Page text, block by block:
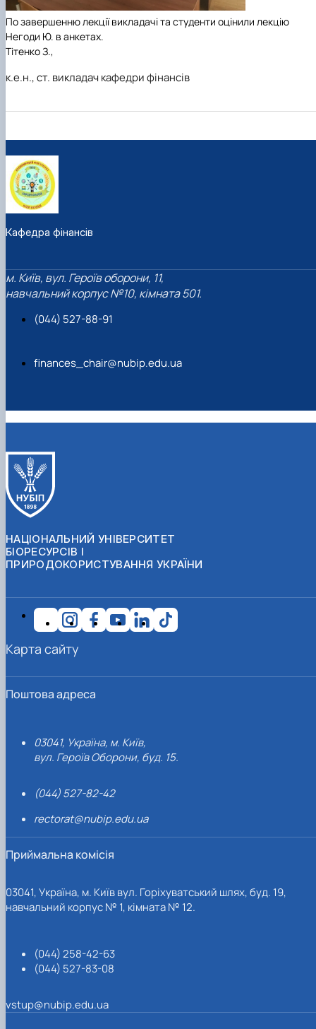
По завершенню лекції викладачіта студенти оцінили лекцію
Негоди Ю. в анкетах.
ТітенкоЗ.,
к.е.н., ст. викладач кафедри фінансів
Кафедра фінансів
м. Київ, вул. Героїв оборони, 11,
навчальний корпус №10, кімната 501.
(044) 527-88-91
finances_chair@nubip.edu.ua
НАЦІОНАЛЬНИЙ УНІВЕРСИТЕТ
БІОРЕСУРСІВ І
ПРИРОДОКОРИСТУВАННЯ УКРАЇНИ
Поштова адреса
03041, Україна, м. Київ,
вул. Героїв Оборони, буд. 15.
(044) 527-82-42
rectorat@nubip.edu.ua
Приймальна комісія
03041, Україна, м. Київ вул. Горіхуватський шлях, буд. 19,
навчальний корпус № 1, кімната № 12.
(044) 258-42-63
(044) 527-83-08
vstup@nubip.edu.ua
Карта сайту